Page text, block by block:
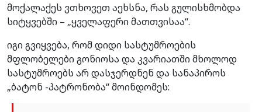
მოქალაქეს ვთხოვეთ აეხსნა, რას გულისხმობდა
სიტყვებში – „ყველაფერი მათთვისაა“.
იგი გვიყვება, რომ დიდი სასტუმროების
მფლობელები გონიოსა და კვარიათში მხოლოდ
სასტუმროებს არ დასჯერდნენ და სანაპიროს
„ბატონ -პატრონობა“ მოინდომეს: